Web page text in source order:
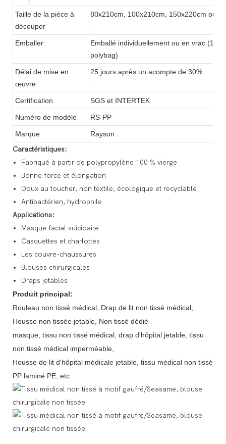
Taille de la pièce à
découper
80x210cm, 100x210cm, 150x220cm ou
Emballer
Emballé individuellement ou en vrac (15
polybag)
Délai de mise en
œuvre
25 jours après un acompte de 30%
Certification SGS et INTERTEK
Numéro de modèle RS-PP
Marque Rayson
Caractéristiques:
Fabriqué à partir de polypropylène 100 % vierge
Bonne force et élongation
Doux au toucher, non textile, écologique et recyclable
Antibactérien, hydrophile
Applications:
Masque facial suicidaire
Casquettes et charlottes
Les couvre-chaussures
Blouses chirurgicales
Draps jetables
Produit principal:
Rouleau non tissé médical, Drap de lit non tissé médical,
Housse non tissée jetable, Non tissé dédié
masque, tissu non tissé médical, drap d'hôpital jetable, tissu
non tissé médical imperméable,
Housse de lit d'hôpital médicale jetable, tissu médical non tissé
PP laminé PE, etc.